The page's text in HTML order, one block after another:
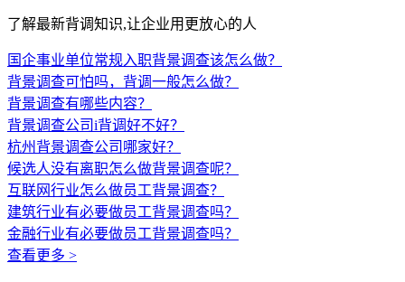
了解最新背调知识,让企业用更放心的人
国企事业单位常规入职背景调查该怎么做？
背景调查可怕吗，背调一般怎么做？
背景调查有哪些内容？
背景调查公司i背调好不好？
杭州背景调查公司哪家好？
候选人没有离职怎么做背景调查呢？
互联网行业怎么做员工背景调查？
建筑行业有必要做员工背景调查吗？
金融行业有必要做员工背景调查吗？
查看更多 >